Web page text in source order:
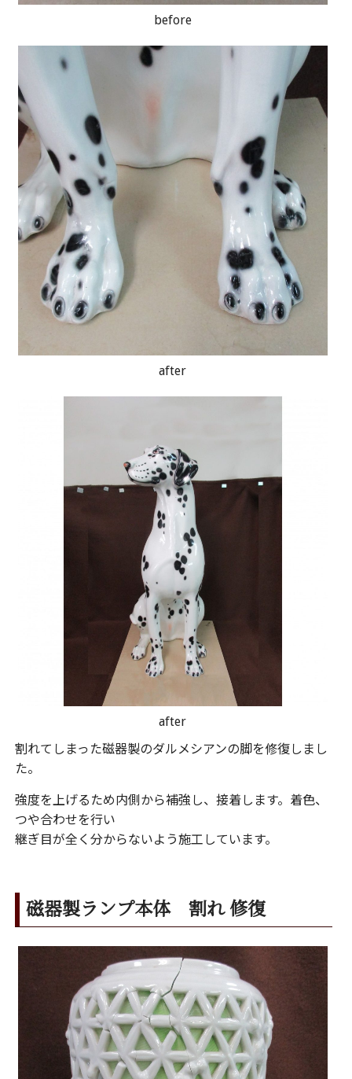
before
after
after
割れてしまった磁器製のダルメシアンの脚を修復しまし
た。
強度を上げるため内側から補強し、接着します。着色、
つや合わせを行い
継ぎ目が全く分からないよう施工しています。
磁器製ランプ本体 割れ 修復